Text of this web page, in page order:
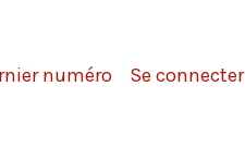
numéro Se connecter